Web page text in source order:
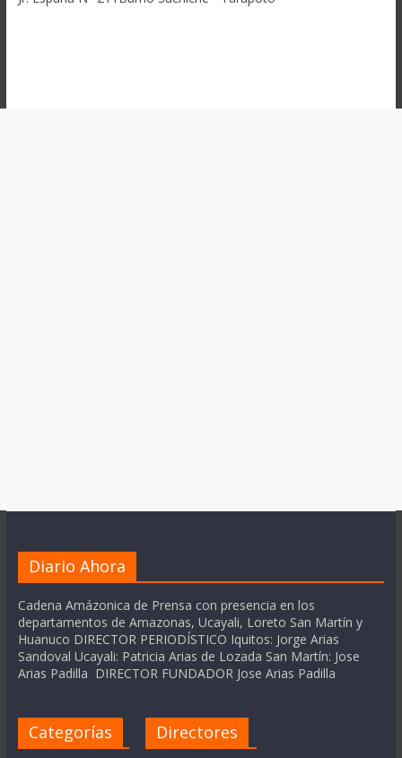
Diario Ahora
Cadena Amázonica de Prensa con presencia en los
departamentos de Amazonas, Ucayali, Loreto San Martín y
Huanuco DIRECTOR PERIODÍSTICO Iquitos: Jorge Arias
Sandoval Ucayali: Patricia Arias de Lozada San Martín: Jose
Arias Padilla DIRECTOR FUNDADOR Jose Arias Padilla
Categorías Directores